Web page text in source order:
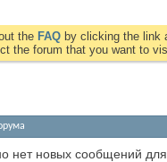
the FAQ by clicking the link
the forum that you want to
нет новых сообщений